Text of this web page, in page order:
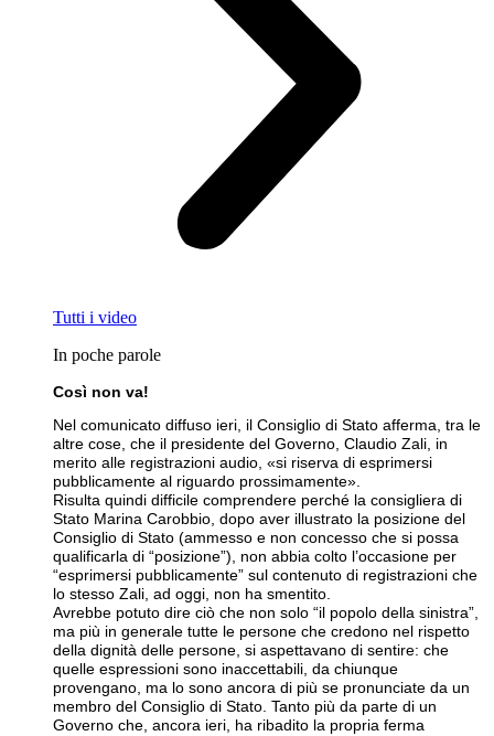
Tutti i video
In poche parole
Così non va!
Nel comunicato diffuso ieri, il Consiglio di Stato afferma, tra le
altre cose, che il presidente del Governo, Claudio Zali, in
merito alle registrazioni audio, «si riserva di esprimersi
pubblicamente al riguardo prossimamente».
Risulta quindi difficile comprendere perché la consigliera di
Stato Marina Carobbio, dopo aver illustrato la posizione del
Consiglio di Stato (ammesso e non concesso che si possa
qualificarla di “posizione”), non abbia colto l’occasione per
“esprimersi pubblicamente” sul contenuto di registrazioni che
lo stesso Zali, ad oggi, non ha smentito.
Avrebbe potuto dire ciò che non solo “il popolo della sinistra”,
ma più in generale tutte le persone che credono nel rispetto
della dignità delle persone, si aspettavano di sentire: che
quelle espressioni sono inaccettabili, da chiunque
provengano, ma lo sono ancora di più se pronunciate da un
membro del Consiglio di Stato. Tanto più da parte di un
Governo che, ancora ieri, ha ribadito la propria ferma